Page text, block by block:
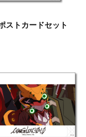
ストカードセット